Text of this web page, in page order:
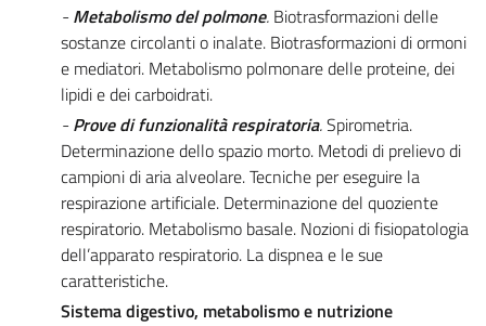
- Metabolismo del polmone. Biotrasformazioni delle
sostanze circolanti o inalate. Biotrasformazioni di ormoni
e mediatori. Metabolismo polmonare delle proteine, dei
lipidi e dei carboidrati.
- Prove di funzionalità respiratoria.Spirometria.
Determinazione dello spazio morto. Metodi di prelievo di
campioni di aria alveolare. Tecniche per eseguire la
respirazione artificiale. Determinazione del quoziente
respiratorio. Metabolismo basale. Nozioni di fisiopatologia
dell’apparato respiratorio. La dispnea e le sue
caratteristiche.
Sistema digestivo, metabolismo e nutrizione